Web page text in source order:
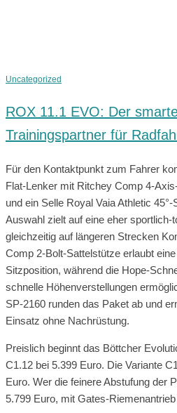
Uncategorized
ROX 11.1 EVO: Der
Trainingspartner für
Für den Kontaktpunkt zum Fahrer
Flat-Lenker mit Ritchey Comp 4-
und ein Selle Royal Vaia Athletic
Auswahl zielt auf eine eher sportlich-
gleichzeitig auf längeren Strecken
Comp 2-Bolt-Sattelstütze erlaubt
Sitzposition, während die Hope-
schnelle Höhenverstellungen
SP-2160 runden das Paket ab und
Einsatz ohne Nachrüstung.
Preislich beginnt das Böttcher
C1.12 bei 5.399 Euro. Die Variante
Euro. Wer die feinere Abstufung der
5.799 Euro, mit Gates-